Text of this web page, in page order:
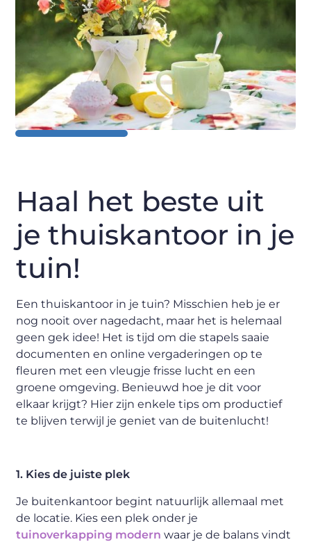
Haal het beste uit
je thuiskantoor in je
tuin!
Een thuiskantoor in je tuin? Misschien heb je er
nog nooit over nagedacht, maar het is helemaal
geen gek idee! Het is tijd om die stapels saaie
documenten en online vergaderingen op te
fleuren met een vleugje frisse lucht en een
groene omgeving. Benieuwd hoe je dit voor
elkaar krijgt? Hier zijn enkele tips om productief
te blijven terwijl je geniet van de buitenlucht!
1. Kies de juiste plek
Je buitenkantoor begint natuurlijk allemaal met
de locatie. Kies een plek onder je
tuinoverkapping modern waar je de balans vindt